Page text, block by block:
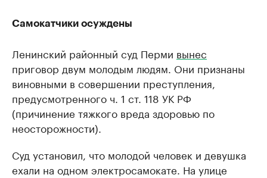
Самокатчики осуждены
Ленинский районный суд Перми вынес
приговор двум молодым людям. Они признаны
виновными в совершении преступления,
предусмотренного ч. 1 ст. 118 УК РФ
(причинение тяжкого вреда здоровью по
неосторожности).
Суд установил, что молодой человек и девушка
ехали на одном электросамокате. На улице